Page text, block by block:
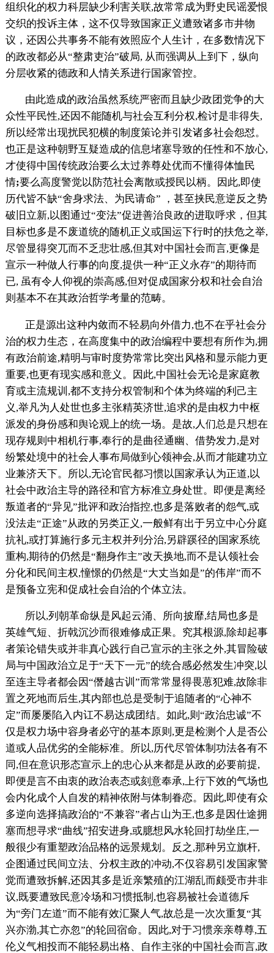
组织化的权力科层缺少利害关联,故常常成为野史民谣爱恨
交织的投诉主体，这不仅导致国家正义遭致诸多市井物
议，还因公共事务不能有效照应个人生计，在多数情况下
的政改都必从“整肃吏治”破局, 从而强调从上到下，纵向
分层收紧的德政和人情关系进行国家管控。
由此造成的政治虽然系统严密而且缺少政团党争的大
众性平民性,还因不能随机与社会互利分权,检讨是非得失,
所以经常出现扰民犯横的制度策论并引发诸多社会怨怼。
也正是这种朝野互疑造成的信息堵塞导致的任性和不放心,
才使得中国传统政治要么太过养尊处优而不懂得体恤民
情;要么高度警觉以防范社会离散或授民以柄。因此,即使
历代皆不缺“舍身求法、为民请命” ，甚至挟民意逆反之势
破旧立新,以图通过“变法”促进善治良政的进取呼求，但其
目标也多是不废道统的随机正义或国运下行时的扶危之举,
尽管显得突兀而不乏悲壮感,但其对中国社会而言,更像是
宣示一种做人行事的向度,提供一种“正义永存”的期待而
已, 虽有令人仰视的崇高感,但对促成国家分权和社会自治
则基本不在其政治哲学考量的范畴。
正是源出这种内敛而不轻易向外借力,也不在乎社会分
治的权力生态，在高度集中的政治编程中要想有所作为,拥
有政治前途,精明与审时度势常常比突出风格和显示能力更
重要,也更有现实感和意义。因此,中国社会无论是家庭教
育或主流规训,都不支持分权管制和个体为终端的利己主
义,举凡为人处世也多主张精英济世,追求的是由权力中枢
派发的身份感和舆论观上的统一场。是故,人们总是只想在
现存规则中相机行事,奉行的是曲径通幽、借势发力,是对
纷繁处境中的社会人事布局做到心领神会,从而才能建功立
业兼济天下。所以,无论官民都习惯以国家承认为正道,以
社会中政治主导的路径和官方标准立身处世。即便是离经
叛道者的“异见”批评和政治指控,也多是落败者的怨气,或
没法走“正途”从政的另类正义,一般鲜有出于另立中心分庭
抗礼,或打算施行多元主权并列分治,另辟蹊径的国家系统
重构,期待的仍然是“翻身作主”改天换地,而不是认领社会
分化和民间主权,憧憬的仍然是“大丈当如是”的伟岸”而不
是预备立宪和促成社会自治的个体立法。
所以,列朝革命纵是风起云涌、所向披靡,结局也多是
英雄气短、折戟沉沙而很难修成正果。究其根源,除却起事
者策论错失或并非真心践行自己宣示的主张之外,其冒险破
局与中国政治立足于“天下一元”的统合感必然发生冲突,以
至连主导者都会因“僭越古训”而常常显得畏葸犯难,故除非
置之死地而后生,其内部也总是受制于追随者的“心神不
定”而屡屡陷入内讧不易达成团结。如此,则“政治忠诚”不
仅是权力场中容身者必守的基本原则,更是检测个人是否公
道或人品优劣的全能标准。所以,历代尽管体制功法各有不
同,但在意识形态宣示上的忠心从来都是从政的必要前提,
即便是言不由衷的政治表态或刻意奉承,上行下效的气场也
会内化成个人自发的精神依附与体制眷恋。因此,即使有众
多逆向选择搞政治的“不兼容”者占山为王,也多是因仕途拥
塞而想寻求“曲线”招安进身,或臆想风水轮回打劫坐庄,一
般很少有重塑政治品格的远景规划。反之,那种另立旗杆,
企图通过民间立法、分权主政的冲动,不仅容易引发国家警
觉而遭致拆解,还因其多是近亲繁殖的江湖乱而颇受市井非
议,既要遭致民意冷场和习惯抵制,也容易被社会道德斥
为“旁门左道”而不能有效汇聚人气,故总是一次次重复“其
兴亦渤,其亡亦忽”的轮回宿命。因此,对于习惯亲亲尊尊,五
伦义气相投而不能轻易出格、自作主张的中国社会而言,政